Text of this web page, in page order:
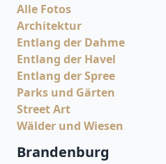
Alle Fotos
Architektur
Entlang der Dahme
Entlang der Havel
Entlang der Spree
Parks und Gärten
Street Art
Wälder und Wiesen
Brandenburg